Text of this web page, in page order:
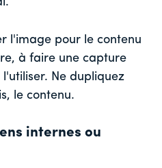
l'image pour le contenu
à faire une capture
Ne dupliquez
le contenu.
internes ou